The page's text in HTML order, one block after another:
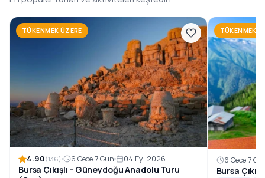
konforlu ve planlı tur programlarıyla sizlerle
buluşturuyoruz.
Rezervasyon ve Bilgi
TÜKENMEK ÜZERE
4.90(136) 6 Gece 7 Gün 04 Eyl 2026
Bursa Çıkışlı - Güneydoğu Anadolu Turu
TÜKENMEK
6 Gece 7
Bursa